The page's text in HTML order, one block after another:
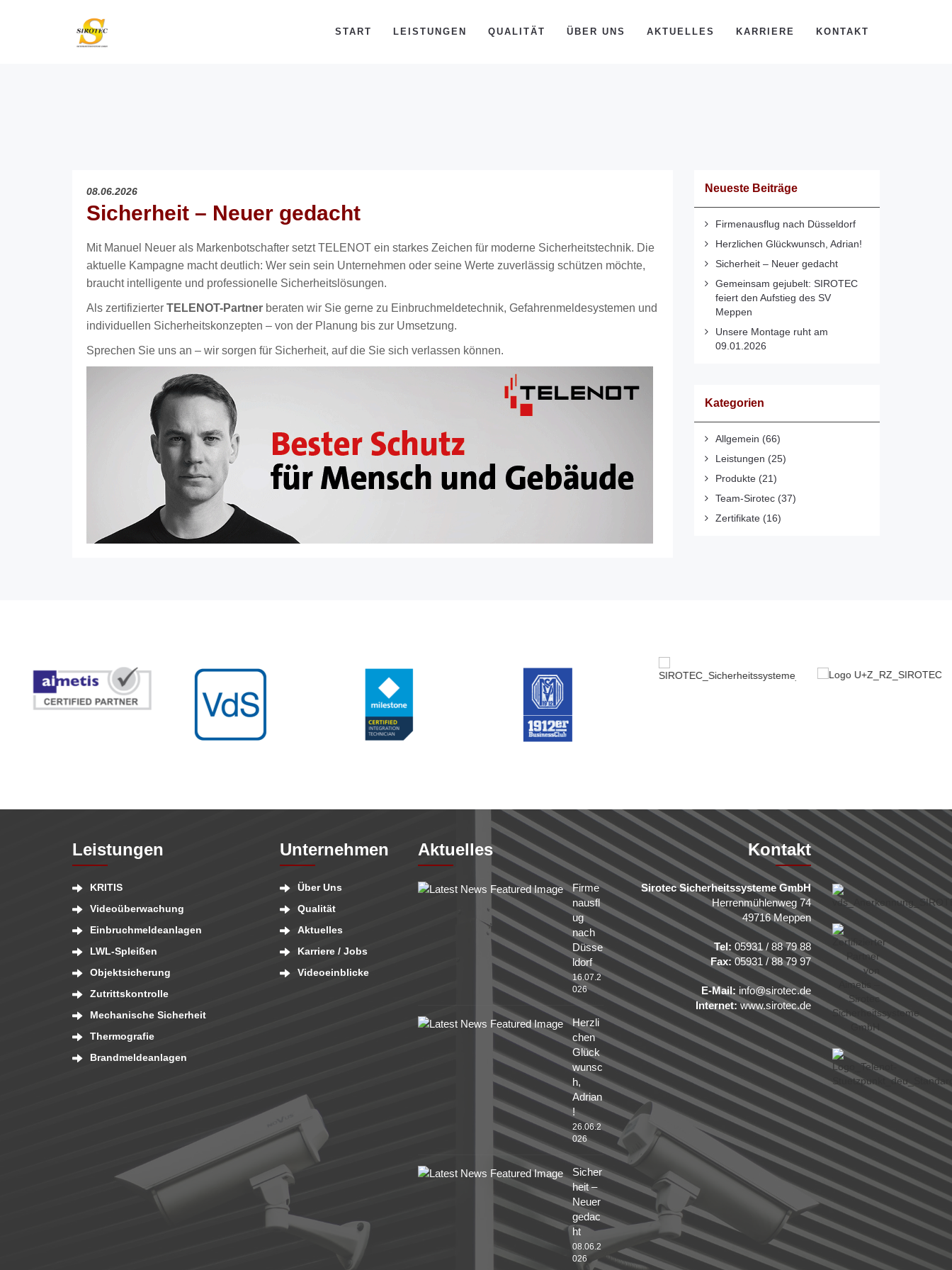
START LEISTUNGEN QUALITÄT ÜBER UNS AKTUELLES KARRIERE KONTAKT
08.06.2026
Sicherheit – Neuer gedacht
Mit Manuel Neuer als Markenbotschafter setzt TELENOT ein starkes Zeichen für moderne Sicherheitstechnik. Die
aktuelle Kampagne macht deutlich: Wer sein sein Unternehmen oder seine Werte zuverlässig schützen möchte,
braucht intelligente und professionelle Sicherheitslösungen.
Als zertifizierter TELENOT-Partner beraten wir Sie gerne zu Einbruchmeldetechnik, Gefahrenmeldesystemen und
individuellen Sicherheitskonzepten – von der Planung bis zur Umsetzung.
Sprechen Sie uns an – wir sorgen für Sicherheit, auf die Sie sich verlassen können.
Neueste Beiträge
Firmenausflug nach Düsseldorf
Herzlichen Glückwunsch, Adrian!
Sicherheit – Neuer gedacht
Gemeinsam gejubelt: SIROTEC
feiert den Aufstieg des SV
Meppen
Unsere Montage ruht am
09.01.2026
Kategorien
Allgemein (66)
Leistungen (25)
Produkte(21)
Team-Sirotec(37)
Zertifikate(16)
Leistungen
KRITIS
Videoüberwachung
Einbruchmeldeanlagen
LWL-Spleißen
Objektsicherung
Zutrittskontrolle
Mechanische Sicherheit
Thermografie
Brandmeldeanlagen
Unternehmen
Über Uns
Qualität
Aktuelles
Karriere / Jobs
Videoeinblicke
Aktuelles
Firme
nausfl
ug
nach
Düsse
ldorf
16.07.2
026
Herzli
chen
Glück
wunsc
h,
Adrian
!
26.06.2
026
Sicher
heit –
Neuer
gedac
ht
08.06.2
026
Kontakt
Sirotec Sicherheitssysteme GmbH
Herrenmühlenweg 74
49716 Meppen
Tel: 05931 / 88 79 88
Fax:05931 / 88 79 97
E-Mail: info@sirotec.de
Internet:www.sirotec.de